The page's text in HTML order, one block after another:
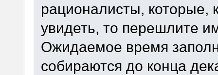
рационалисты, которые,
увидеть, то перешлите
Ожидаемое время
собираются до конца